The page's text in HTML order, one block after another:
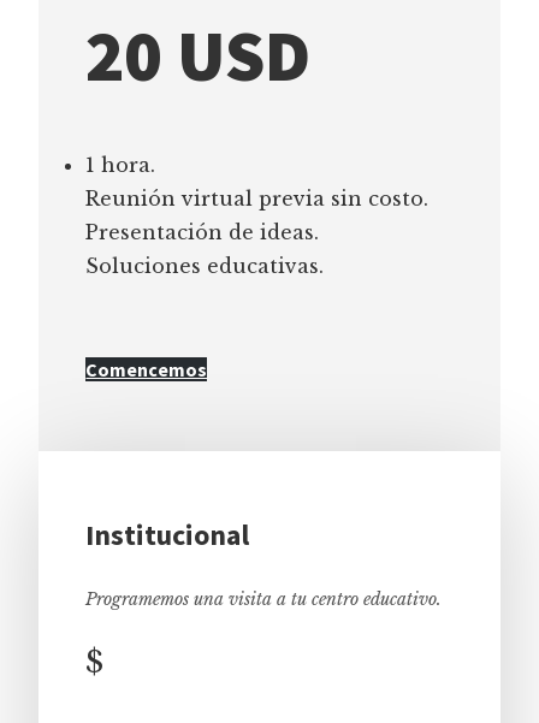
20 USD
1 hora.
Reunión virtual previa sin costo.
Presentación de ideas.
Soluciones educativas.
Comencemos
Institucional
Programemos una visita a tu centro educativo.
$